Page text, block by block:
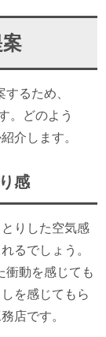
るため、
。どのよう
介します。
感
りした空気感
るでしょう。
衝動を感じても
を感じてもら
店です。